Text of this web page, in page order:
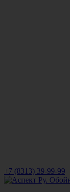
+7 (8313) 39-99-99